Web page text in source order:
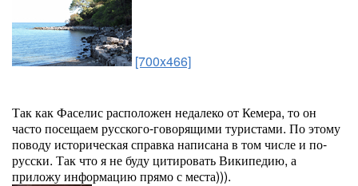
[700x466]
Так как Фаселис расположен недалеко от Кемера, то он
часто посещаем русского-говорящими туристами. По этому
поводу историческая справка написана в том числе и по-
русски. Так что я не буду цитировать Википедию, а
приложу информацию прямо с места))).